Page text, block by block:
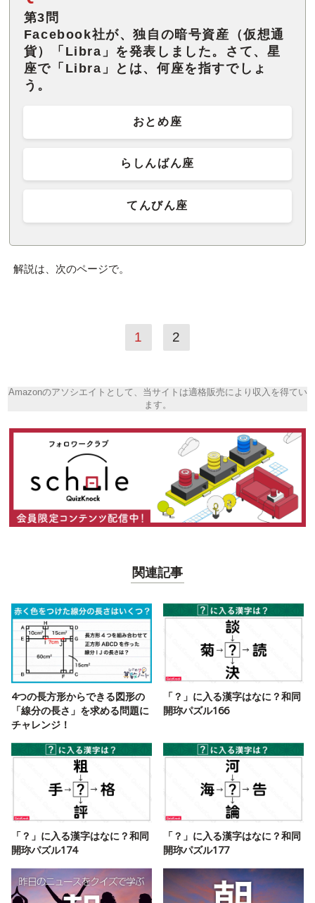
第3問
Facebook社が、独自の暗号資産（仮想通
貨）「Libra」を発表しました。さて、星
座で「Libra」とは、何座を指すでしょ
う。
おとめ座
らしんばん座
てんびん座
解説は、次のページで。
1 2
Amazonのアソシエイトとして、当サイトは適格販売により収入を得てい
ます。
関連記事
4つの長方形からできる図形の
「線分の長さ」を求める問題に
チャレンジ！
「？」に入る漢字はなに？和同
開珎パズル166
「？」に入る漢字はなに？和同
開珎パズル174
「？」に入る漢字はなに？和同
開珎パズル177